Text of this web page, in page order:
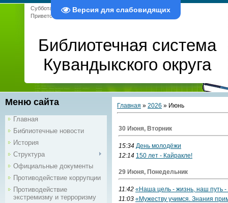
Версия для слабовидящих
Суббота, 08.08.2026, 08:25
Приветствую Вас
Гость RSS
Библиотечная система
Кувандыкского округа
Меню сайта
Главная
Библиотечные новости
История
Структура
Официальные документы
Противодействие коррупции
Противодействие
экстремизму и терроризму
Главная » 2026 » Июнь
30 Июня, Вторник
15:34 День молодёжи
12:14 150 лет - Кайракле!
29 Июня, Понедельник
11:42 «Наша цель - жизнь, наш путь -
11:03 «Мужеству учимся. Знания